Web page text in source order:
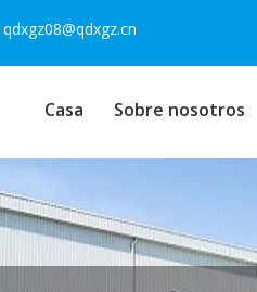
qdxgz08@qdxgz.cn
Casa Sobre nosotros